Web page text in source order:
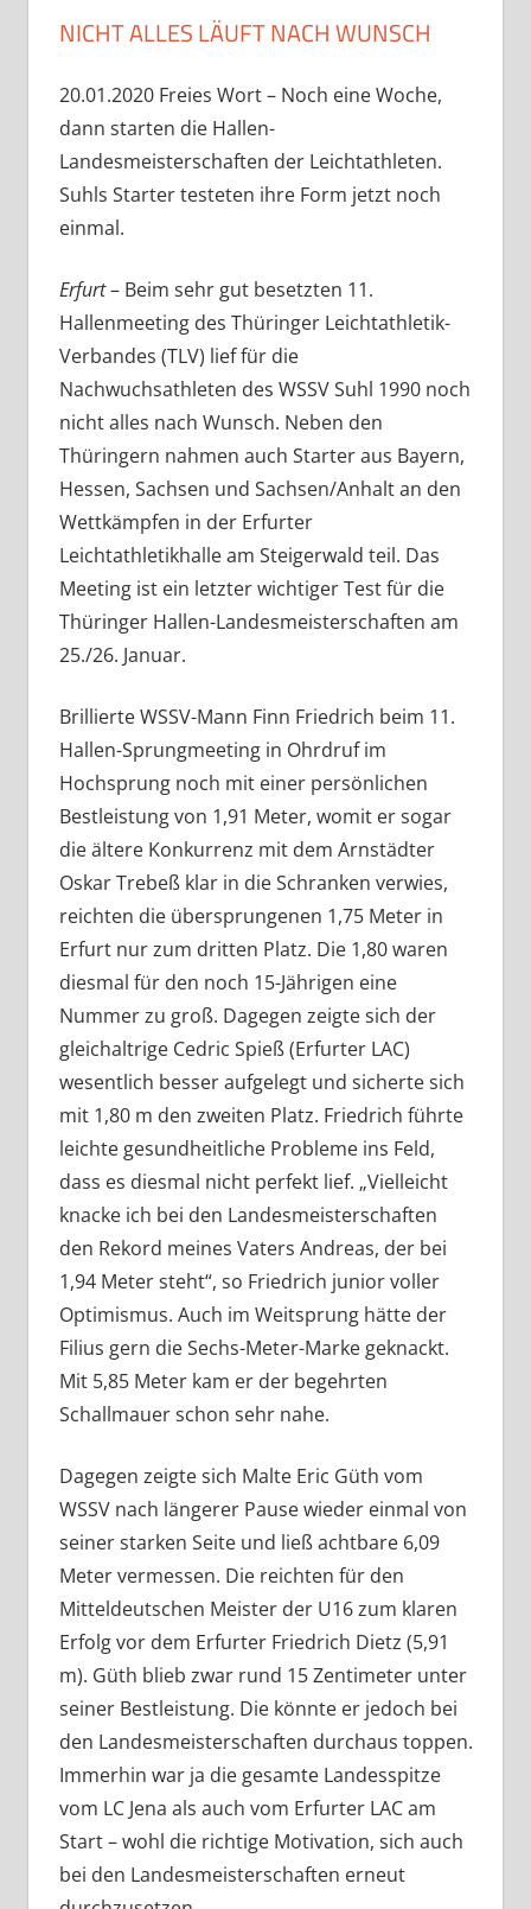
NICHT ALLES LÄUFT NACH WUNSCH
20.01.2020 Freies Wort – Noch eine Woche,
dann starten die Hallen-
Landesmeisterschaften der Leichtathleten.
Suhls Starter testeten ihre Form jetzt noch
einmal.
Erfurt– Beim sehr gut besetzten 11.
Hallenmeeting des Thüringer Leichtathletik-
Verbandes (TLV) lief für die
Nachwuchsathleten des WSSV Suhl 1990 noch
nicht alles nach Wunsch. Neben den
Thüringern nahmen auch Starter aus Bayern,
Hessen, Sachsen und Sachsen/Anhalt an den
Wettkämpfen in der Erfurter
Leichtathletikhalle am Steigerwald teil. Das
Meeting ist ein letzter wichtiger Test für die
Thüringer Hallen-Landesmeisterschaften am
25./26. Januar.
Brillierte WSSV-Mann Finn Friedrich beim 11.
Hallen-Sprungmeeting in Ohrdruf im
Hochsprung noch mit einer persönlichen
Bestleistung von 1,91 Meter, womit er sogar
die ältere Konkurrenz mit dem Arnstädter
Oskar Trebeß klar in die Schranken verwies,
reichten die übersprungenen 1,75 Meter in
Erfurt nur zum dritten Platz. Die 1,80 waren
diesmal für den noch 15-Jährigen eine
Nummer zu groß. Dagegen zeigte sich der
gleichaltrige Cedric Spieß (Erfurter LAC)
wesentlich besser aufgelegt und sicherte sich
mit 1,80 m den zweiten Platz. Friedrich führte
leichte gesundheitliche Probleme ins Feld,
dass es diesmal nicht perfekt lief. „Vielleicht
knacke ich bei den Landesmeisterschaften
den Rekord meines Vaters Andreas, der bei
1,94 Meter steht“, so Friedrich junior voller
Optimismus. Auch im Weitsprung hätte der
Filius gern die Sechs-Meter-Marke geknackt.
Mit 5,85 Meter kam er der begehrten
Schallmauer schon sehr nahe.
Dagegen zeigte sich Malte Eric Güth vom
WSSV nach längerer Pause wieder einmal von
seiner starken Seite und ließ achtbare 6,09
Meter vermessen. Die reichten für den
Mitteldeutschen Meister der U16 zum klaren
Erfolg vor dem Erfurter Friedrich Dietz (5,91
m). Güth blieb zwar rund 15 Zentimeter unter
seiner Bestleistung. Die könnte er jedoch bei
den Landesmeisterschaften durchaus toppen.
Immerhin war ja die gesamte Landesspitze
vom LC Jena als auch vom Erfurter LAC am
Start – wohl die richtige Motivation, sich auch
bei den Landesmeisterschaften erneut